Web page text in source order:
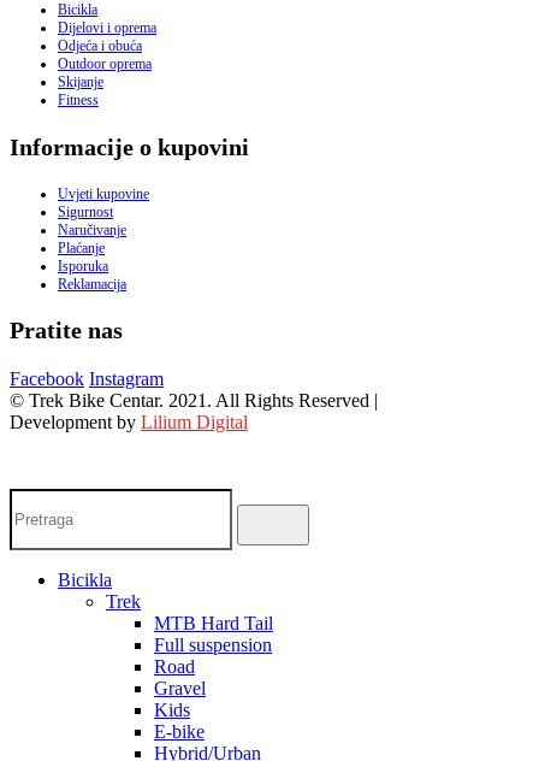
Bicikla
Dijelovi i oprema
Odjeća i obuća
Outdoor oprema
Skijanje
Fitness
Informacije o kupovini
Uvjeti kupovine
Sigurnost
Naručivanje
Plaćanje
Isporuka
Reklamacija
Pratite nas
Facebook Instagram
© Trek Bike Centar. 2021. All Rights Reserved |
Development by Lilium Digital
Bicikla
Trek
MTB Hard Tail
Full suspension
Road
Gravel
Kids
E-bike
Hybrid/Urban